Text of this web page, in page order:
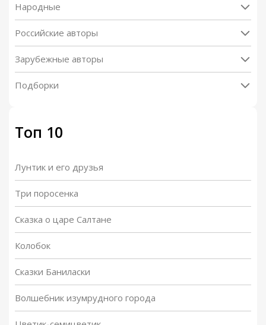
Народные
Российские авторы
Зарубежные авторы
Подборки
Топ 10
Лунтик и его друзья
Три поросенка
Сказка о царе Салтане
Колобок
Сказки Баниласки
Волшебник изумрудного города